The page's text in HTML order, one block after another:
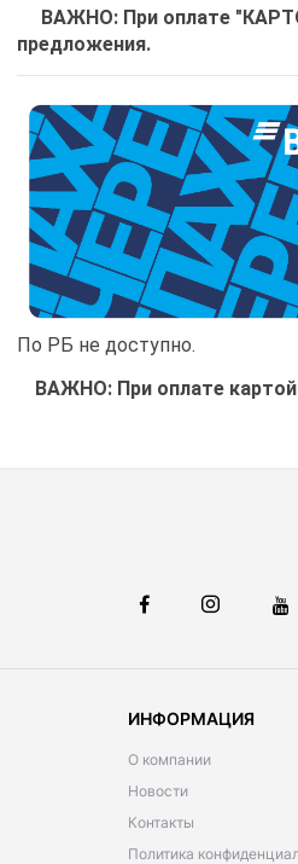
ВАЖНО: При оплате
предложения.
По РБ не доступно.
ВАЖНО: При оплате
ИНФОРМАЦИЯ
О компании
Новости
Контакты
Политика